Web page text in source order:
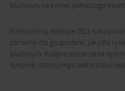
biurowym na koniec pierwszego
Pierwsze trzy miesiące 2021 roku
zarówno dla gospodarki, jak i dla
biurowych. Kolejne obostrzenia
dynamiki stołecznego sektora